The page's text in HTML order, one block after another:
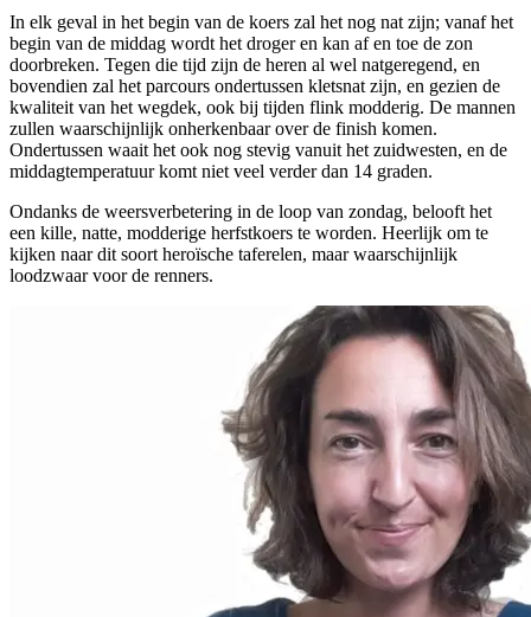
In elk geval in het begin van de koers zal het nog nat zijn; vanaf het
begin van de middag wordt het droger en kan af en toe de zon
doorbreken. Tegen die tijd zijn de heren al wel natgeregend, en
bovendien zal het parcours ondertussen kletsnat zijn, en gezien de
kwaliteit van het wegdek, ook bij tijden flink modderig. De mannen
zullen waarschijnlijk onherkenbaar over de finish komen.
Ondertussen waait het ook nog stevig vanuit het zuidwesten, en de
middagtemperatuur komt niet veel verder dan 14 graden.
Ondanks de weersverbetering in de loop van zondag, belooft het
een kille, natte, modderige herfstkoers te worden. Heerlijk om te
kijken naar dit soort heroïsche taferelen, maar waarschijnlijk
loodzwaar voor de renners.